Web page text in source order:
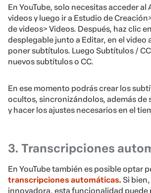
En YouTube, solo necesitas acceder
videos y luego ir a Estudio de
de videos> Videos. Después, haz clic
desplegable junto a Editar, en el video
poner subtítulos. Luego Subtítulos /
nuevos subtítulos o CC.
En ese momento podrás crear los
ocultos, sincronizándolos, además de
y hacer los ajustes necesarios en el
3. Transcripciones
En YouTube también es posible optar
transcripciones automáticas. Si
innovadora, esta funcionalidad puede